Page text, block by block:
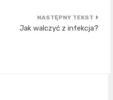
Jak walczyć z infekcja?